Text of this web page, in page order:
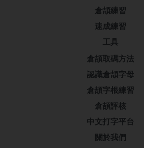
倉頡練習
速成練習
工具
倉頡取碼方法
認識倉頡字母
倉頡字根練習
倉頡評核
中文打字平台
關於我們